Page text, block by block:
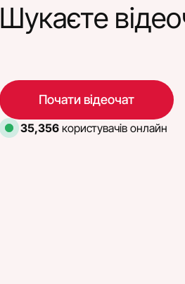
Шукаєте
Почати відеочат
35,356 користувачів онлайн